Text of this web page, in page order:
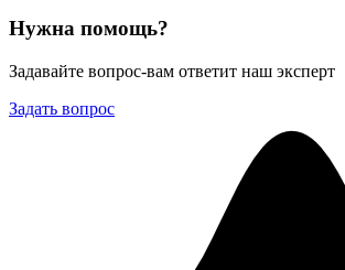
Нужна помощь?
Задавайте вопрос-вам ответит наш эксперт
Задать вопрос